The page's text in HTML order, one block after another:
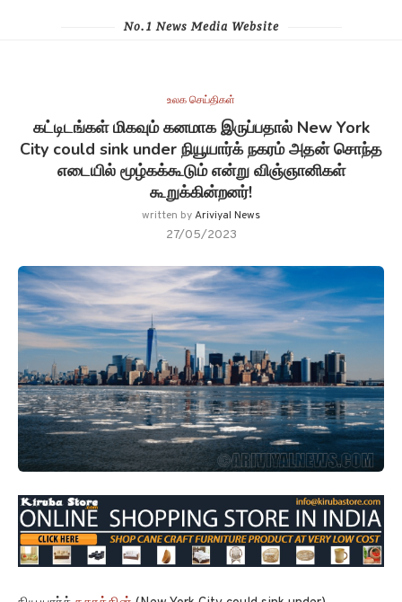
No.1 News Media Website
உலக செய்திகள்
கட்டிடங்கள் மிகவும் கனமாக இருப்பதால் New York
City could sink under நியூயார்க் நகரம் அதன் சொந்த
எடையில் மூழ்கக்கூடும் என்று விஞ்ஞானிகள்
கூறுக்கின்றனர்!
written byAriviyal News
27/05/2023